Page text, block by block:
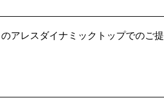
アレスダイナミックトップでのご提